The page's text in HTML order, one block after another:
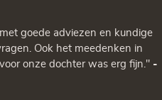
goede adviezen en kundige
Ook het meedenken in
onze dochter was erg fijn." -